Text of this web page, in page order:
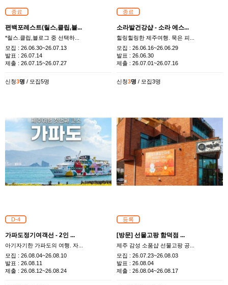
종료
편백포레스트(릴스,클립,블...
*릴스.클립,블로그 중 선택하...
모집 : 26.06.30~26.07.13
발표 : 26.07.14
제출 : 26.07.15~26.07.27
신청3명 / 모집5명
종료
소라발건강샵 - 소라 에스...
힐링힐링한 제주여행. 묵은 피...
모집 : 26.06.16~26.06.29
발표 : 26.06.30
제출 : 26.07.01~26.07.16
신청3명 / 모집3명
D-4
가파도정기여객선 - 2인 ...
아기자기한 가파도의 여행. 자...
모집 : 26.08.04~26.08.10
발표 : 26.08.11
제출 : 26.08.12~26.08.24
등록
[방문] 선물고팡 함덕점 ...
제주 감성 소품샵 선물고팡 공...
모집 : 26.07.23~26.08.03
발표 : 26.08.04
제출 : 26.08.04~26.08.17